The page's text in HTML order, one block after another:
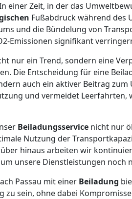
einer Zeit, in der das
Fußabdruck während des
und die Bündelung von
Emissionen signifikant
nur ein Trend, sondern eine
Die Entscheidung für eine
auch ein aktiver Beitrag
und vermeidet
Beiladungsservice nicht nur
Nutzung der
hinaus arbeiten wir
unsere Dienstleistungen noch
Passau mit einer Beiladung
zu sein, ohne dabei